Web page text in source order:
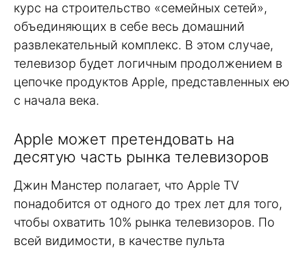
курс на строительство «семейных сетей»,
объединяющих в себе весь домашний
развлекательный комплекс. В этом случае,
телевизор будет логичным продолжением в
цепочке продуктов Apple, представленных ею
с начала века.
Apple может претендовать на
десятую часть рынка телевизоров
Джин Манстер полагает, что Apple TV
понадобится от одного до трех лет для того,
чтобы охватить 10% рынка телевизоров. По
всей видимости, в качестве пульта